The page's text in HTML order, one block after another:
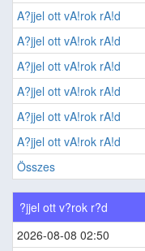
A?jjel ott vA!rok rA!d
A?jjel ott vA!rok rA!d
A?jjel ott vA!rok rA!d
A?jjel ott vA!rok rA!d
A?jjel ott vA!rok rA!d
A?jjel ott vA!rok rA!d
Összes
?jjel ott v?rok r?d
2026-08-08 02:50